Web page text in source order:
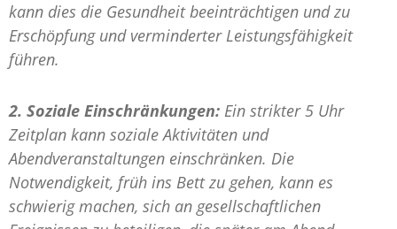
kann dies die Gesundheit beeinträchtigen und zu
Erschöpfung und verminderter Leistungsfähigkeit
führen.
2. Soziale Einschränkungen: Ein strikter 5 Uhr
Zeitplan kann soziale Aktivitäten und
Abendveranstaltungen einschränken. Die
Notwendigkeit, früh ins Bett zu gehen, kann es
schwierig machen, sich an gesellschaftlichen